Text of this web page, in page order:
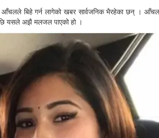
आँचलले बिहे गर्न लागेको खबर सार्वजनिक भैरहेका छन् ।
यसले अझै मलजल पाएको हो ।